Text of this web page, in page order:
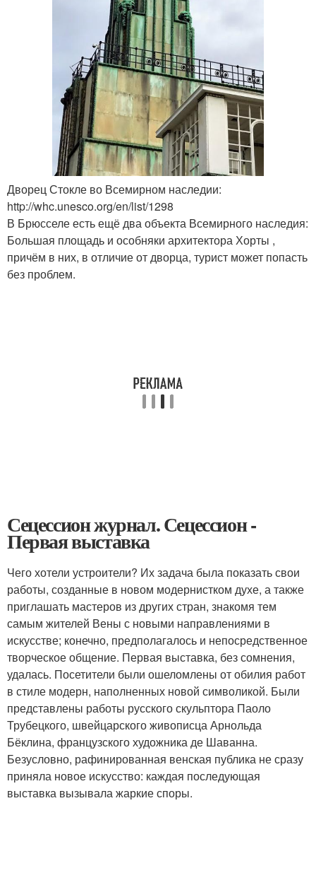
Дворец Стокле во Всемирном наследии:
http://whc.unesco.org/en/list/1298
В Брюсселе есть ещё два объекта Всемирного наследия:
Большая площадь и особняки архитектора Хорты ,
причём в них, в отличие от дворца, турист может попасть
без проблем.
Сецессион журнал. Сецессион -
Первая выставка
Чего хотели устроители? Их задача была показать свои
работы, созданные в новом модернистком духе, а также
приглашать мастеров из других стран, знакомя тем
самым жителей Вены с новыми направлениями в
искусстве; конечно, предполагалось и непосредственное
творческое общение. Первая выставка, без сомнения,
удалась. Посетители были ошеломлены от обилия работ
в стиле модерн, наполненных новой символикой. Были
представлены работы русского скульптора Паоло
Трубецкого, швейцарского живописца Арнольда
Бёклина, французского художника де Шаванна.
Безусловно, рафинированная венская публика не сразу
приняла новое искусство: каждая последующая
выставка вызывала жаркие споры.